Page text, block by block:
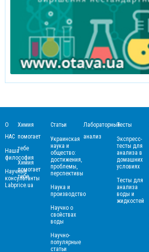
О
НАС
Наша
философия
Научные
консультанты
Labprice.ua
Химия
помогает
тебе
Химия
помогает
тебе
Статьи
Украинская
наука и
общество:
достижения,
проблемы,
перспективы
Наука и
производство
Научно о
свойствах
воды
Научно-
популярные
статьи
Лабораторный
анализ
Тесты
Экспресс-
тесты для
анализа в
домашних
условиях
Тесты для
анализа
воды и
жидкостей